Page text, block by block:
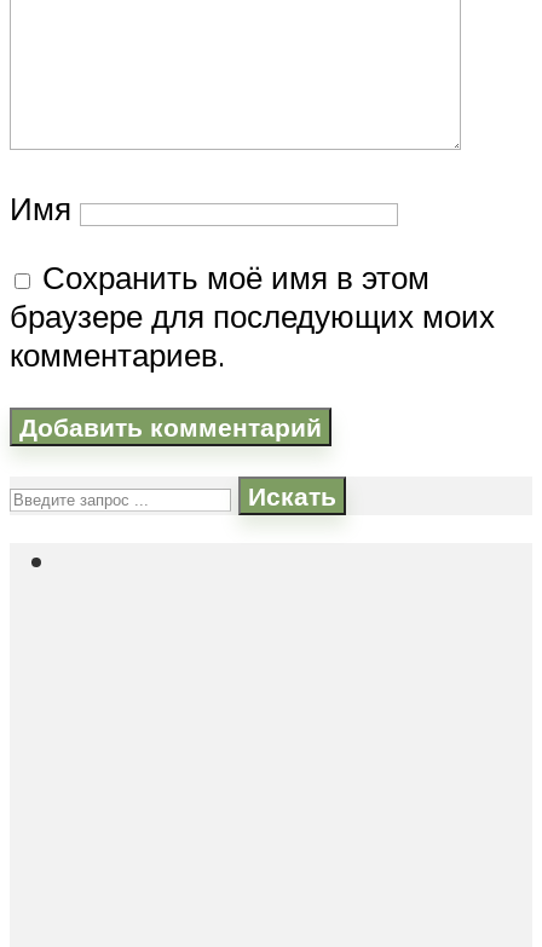
Имя
Сохранить моё имя в этом
браузере для последующих моих
комментариев.
Искать